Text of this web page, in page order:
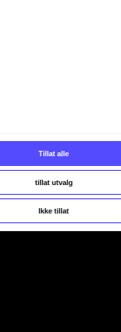
Tillat alle
tillat utvalg
Ikke tillat